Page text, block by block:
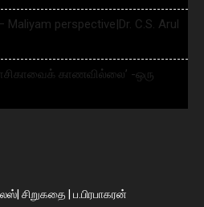
Maliyam perspective|Dr. C.S. Arul
காணவில்லை’ -ஒரு
சிறுகதை | ப.பிரபாகரன்